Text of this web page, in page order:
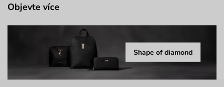
Objevte více
Shape of diamond